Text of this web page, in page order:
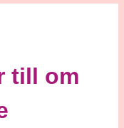
till om